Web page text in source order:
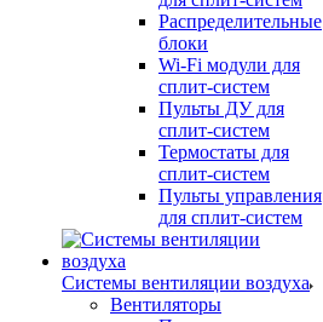
Распределительные
блоки
Wi-Fi модули для
сплит-систем
Пульты ДУ для
сплит-систем
Термостаты для
сплит-систем
Пульты управления
для сплит-систем
Системы вентиляции воздуха
Вентиляторы